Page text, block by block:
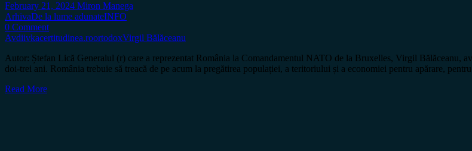
February 21, 2024 Miron Manega
ArhivaDe la lume adunateINFO
0 Comment
Avdiivkacertitudinea.roortodoxVirgil Bălăceanu
Autor: Ștefan Lică Generalul (r) care a reprezentat România la Comandamentul NATO de la Bruxelles, Virgil Bălăceanu,
doi-trei ani. România trebuie să treacă de pe acum la pregătirea populației, a teritoriului și a economiei pentru apărare,
Read More